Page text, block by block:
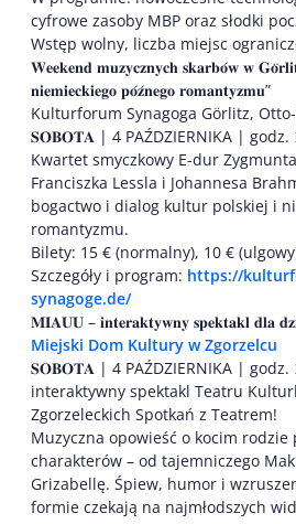
cyfrowe zasoby MBP oraz słodki
Wstęp wolny, liczba miejsc
𝐖𝐞𝐞𝐤𝐞𝐧𝐝 𝐦𝐮𝐳𝐲𝐜𝐳𝐧𝐲𝐜𝐡 𝐬𝐤𝐚𝐫𝐛𝐨́𝐰 𝐰
𝐧𝐢𝐞𝐦𝐢𝐞𝐜𝐤𝐢𝐞𝐠𝐨 𝐩𝐨́𝐳́𝐧𝐞𝐠𝐨 𝐫𝐨𝐦𝐚𝐧𝐭𝐲𝐳𝐦𝐮”
Kulturforum Synagoga Görlitz,
𝐒𝐎𝐁𝐎𝐓𝐀 | 4 PAŹDZIERNIKA | godz.
Kwartet smyczkowy E-dur
Franciszka Lessla i Johannesa
bogactwo i dialog kultur polskiej i
romantyzmu.
Bilety: 15 € (normalny), 10 €
Szczegóły i program: https://
synagoge.de/
𝐌𝐈𝐀𝐔𝐔 – 𝐢𝐧𝐭𝐞𝐫𝐚𝐤𝐭𝐲𝐰𝐧𝐲 𝐬𝐩𝐞𝐤𝐭𝐚𝐤𝐥 𝐝𝐥𝐚
Miejski Dom Kultury w Zgorzelcu
𝐒𝐎𝐁𝐎𝐓𝐀 | 4 PAŹDZIERNIKA | godz.
interaktywny spektakl Teatru
Zgorzeleckich Spotkań z Teatrem!
Muzyczna opowieść o kocim rodzie
charakterów – od tajemniczego
Grizabellę. Śpiew, humor i
formie czekają na najmłodszych